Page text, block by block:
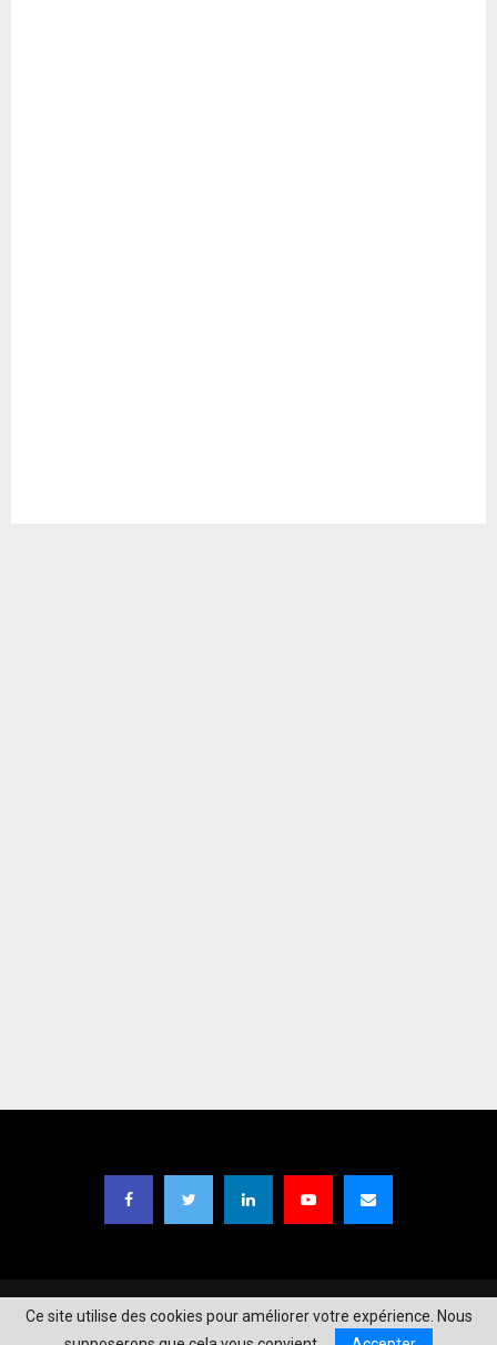
Copyright © 2021TIC Magazine BF| Designed by Moaga Studios.
Ce site utilise des cookies pour améliorer votre expérience. Nous